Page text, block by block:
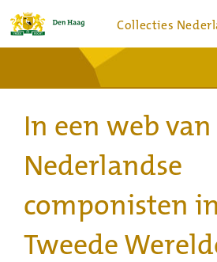
Collecties
Bronnen en collecties
Dienstverlening
Bezoek
Over
In een web
Nederlandse
componisten
Tweede